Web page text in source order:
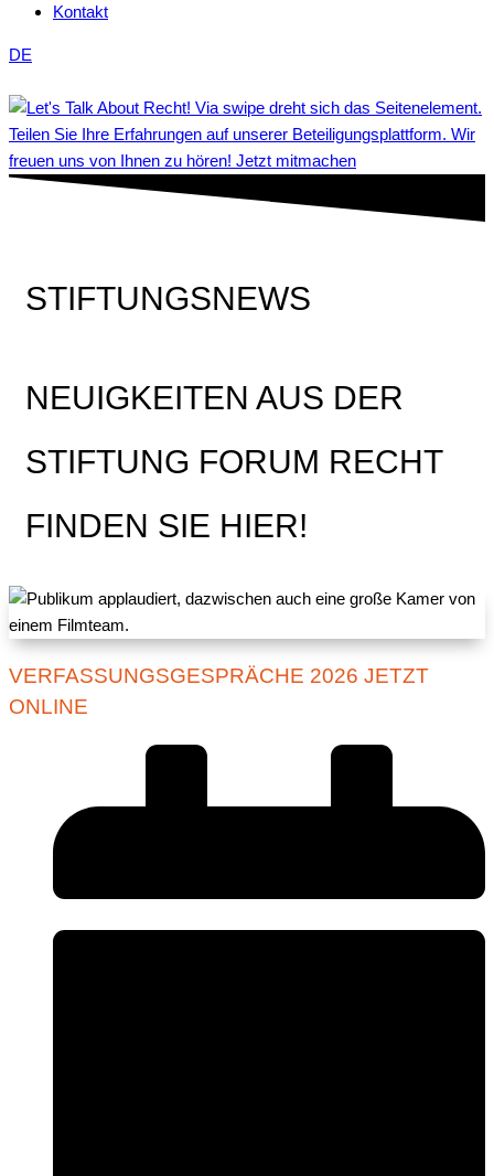
Kontakt
DE
Teilen Sie Ihre Erfahrungen auf unserer Beteiligungsplattform. Wir
freuen uns von Ihnen zu hören! Jetzt mitmachen
STIFTUNGSNEWS
NEUIGKEITEN AUS DER
STIFTUNG FORUM RECHT
FINDEN SIE HIER!
VERFASSUNGSGESPRÄCHE 2026 JETZT
ONLINE